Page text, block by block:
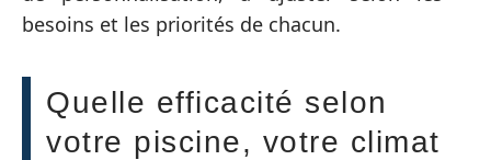
besoins et les priorités de chacun.
Quelle efficacité selon
votre piscine, votre climat